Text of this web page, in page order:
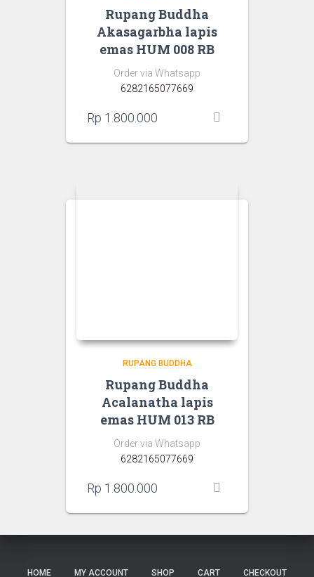
Rupang Buddha
Akasagarbha lapis
emas HUM 008 RB
Order via Whatsapp
6282165077669
Rp 1.800.000
RUPANG BUDDHA
Rupang Buddha
Acalanatha lapis
emas HUM 013 RB
Order via Whatsapp
6282165077669
Rp 1.800.000
HOME MY ACCOUNT SHOP CART CHECKOUT